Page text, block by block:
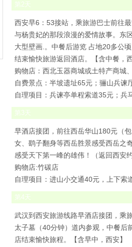
第2天
西安早6：53接站，乘旅游巴士前往
与杨贵妃的那段浪漫的爱情故事。东
大型壁画.。中餐后游览 占地20多公
结束愉快旅游返回酒店。【含中餐，
购物店：西北玉器商城或土特产商城
自费景点：半坡遗址65元；骊山兵谏
自理项目：兵谏亭单程索道35元；兵
第3天
早酒店接团，前往西岳华山180元（
女、鹞子翻身等西岳胜景感受西岳之
感受天下第一峰的雄伟！（返回西安
购物店:竹碳店
自理项目：进山小交通40元，上下索
第4天
武汉到西安旅游线路早酒店接团，乘
太子墓（40分钟）道内参观，中餐后
店结束愉快旅程。【含早中，西安】